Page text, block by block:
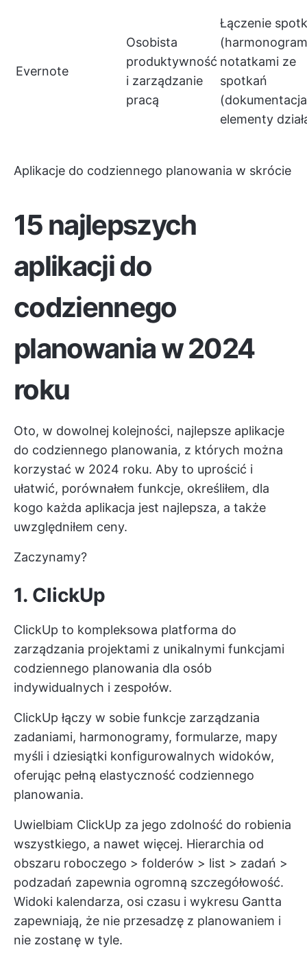
Evernote
Osobista
produktywność
i zarządzanie
pracą
Łączenie
notatkami ze
spotkań
elementy
Aplikacje do codziennego planowania w skrócie
15 najlepszych
aplikacji do
codziennego
planowania w 2024
roku
Oto, w dowolnej kolejności, najlepsze aplikacje
do codziennego planowania, z których można
korzystać w 2024 roku. Aby to uprościć i
ułatwić, porównałem funkcje, określiłem, dla
kogo każda aplikacja jest najlepsza, a także
uwzględniłem ceny.
Zaczynamy?
1. ClickUp
ClickUp to kompleksowa platforma do
zarządzania projektami z unikalnymi funkcjami
codziennego planowania dla osób
indywidualnych i zespołów.
ClickUp łączy w sobie funkcje zarządzania
zadaniami, harmonogramy, formularze, mapy
myśli i dziesiątki konfigurowalnych widoków,
oferując pełną elastyczność codziennego
planowania.
Uwielbiam ClickUp za jego zdolność do robienia
wszystkiego, a nawet więcej. Hierarchia od
obszaru roboczego > folderów > list > zadań >
podzadań zapewnia ogromną szczegółowość.
Widoki kalendarza, osi czasu i wykresu Gantta
zapewniają, że nie przesadzę z planowaniem i
nie zostanę w tyle.